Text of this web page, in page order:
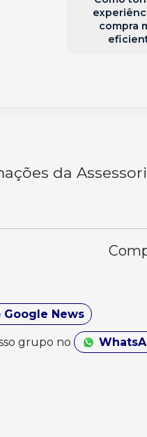
compra
da
Google News
grupo no